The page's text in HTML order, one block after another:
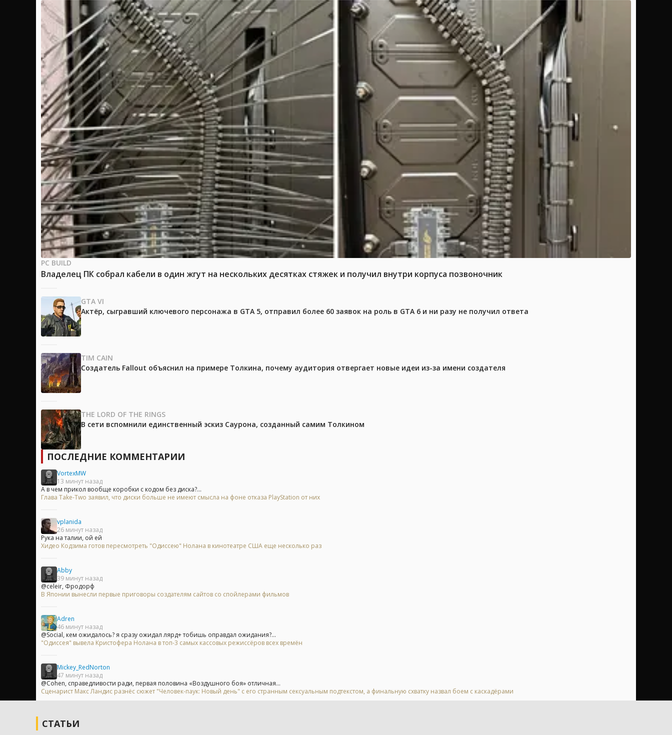
PC BUILD
Владелец ПК собрал кабели в один жгут на нескольких десятках стяжек и получил внутри корпуса позвоночник
GTA VI
Актёр, сыгравший ключевого персонажа в GTA 5, отправил более 60 заявок на роль в GTA 6 и ни разу не получил ответа
TIM CAIN
Создатель Fallout объяснил на примере Толкина, почему аудитория отвергает новые идеи из-за имени создателя
THE LORD OF THE RINGS
В сети вспомнили единственный эскиз Саурона, созданный самим Толкином
ПОСЛЕДНИЕ КОММЕНТАРИИ
VortexMW
13 минут назад
А в чем прикол вообще коробки с кодом без диска?...
Глава Take-Two заявил, что диски больше не имеют смысла на фоне отказа PlayStation от них
vplanida
26 минут назад
Рука на талии, ой ей
Хидео Кодзима готов пересмотреть "Одиссею" Нолана в кинотеатре США еще несколько раз
Abby
39 минут назад
@celeir, Фродорф
В Японии вынесли первые приговоры создателям сайтов со спойлерами фильмов
Adren
46 минут назад
@Social, кем ожидалось? я сразу ожидал лярд+ тобишь оправдал ожидания?...
"Одиссея" вывела Кристофера Нолана в топ-3 самых кассовых режиссёров всех времён
Mickey_RedNorton
47 минут назад
@Cohen, справедливости ради, первая половина «Воздушного боя» отличная...
Сценарист Макс Ландис разнёс сюжет "Человек-паук: Новый день" с его странным сексуальным подтекстом, а финальную схватку назвал боем с каскадёрами
СТАТЬИ